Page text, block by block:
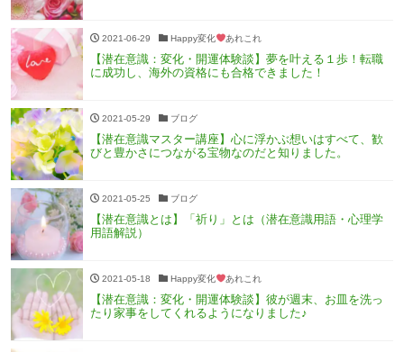
2021-06-29 Happy変化 あれこれ
【潜在意識：変化・開運体験談】夢を叶える１歩！転職
に成功し、海外の資格にも合格できました！
2021-05-29 ブログ
【潜在意識マスター講座】心に浮かぶ想いはすべて、歓
びと豊かさにつながる宝物なのだと知りました。
2021-05-25 ブログ
【潜在意識とは】「祈り」とは（潜在意識用語・心理学
用語解説）
2021-05-18 Happy変化 あれこれ
【潜在意識：変化・開運体験談】彼が週末、お皿を洗っ
たり家事をしてくれるようになりました♪